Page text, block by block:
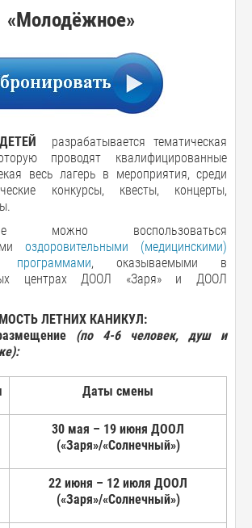
«Молодёжное»
разрабатывается тематическая
проводят квалифицированные
весь лагерь в мероприятия, среди
конкурсы, квесты, концерты,
воспользоваться
оздоровительными (медицинскими)
, оказываемыми в
центрах ДООЛ «Заря» и ДООЛ
ЛЕТНИХ КАНИКУЛ:
(по 4-6 человек, душ и
Даты смены
30 мая – 19 июня ДООЛ
(«Заря»/«Солнечный»)
22 июня – 12 июля ДООЛ
(«Заря»/«Солнечный»)